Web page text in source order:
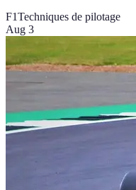
F1Techniques de pilotage
Aug 3